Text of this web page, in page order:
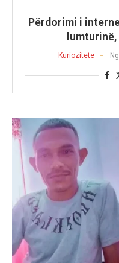
Përdorimi i
Kuriozitete